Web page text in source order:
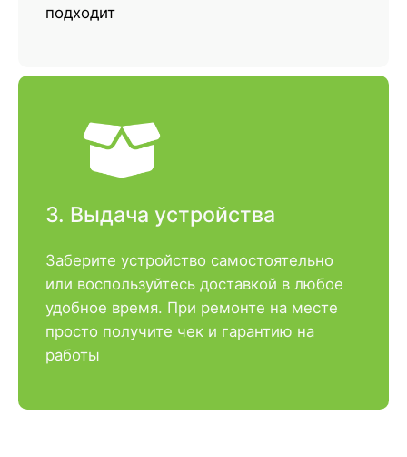
подходит
3. Выдача устройства
Заберите устройство самостоятельно
или воспользуйтесь доставкой в любое
удобное время. При ремонте на месте
просто получите чек и гарантию на
работы